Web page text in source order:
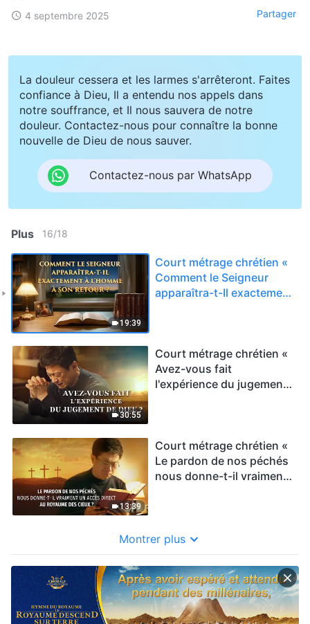
4 septembre 2025 Partager
La douleur cessera et les larmes s'arrêteront. Faites
confiance à Dieu, Il a entendu nos appels dans
notre souffrance, et Il nous sauvera de notre
douleur. Contactez-nous pour connaître la bonne
nouvelle de Dieu de nous sauver.
Contactez-nous par WhatsApp
Plus 16/18
19:39
Court métrage chrétien «
Comment le Seigneur
apparaîtra-t-Il exactement
30:55
Court métrage chrétien «
Avez-vous fait
l'expérience du jugement
13:39
Court métrage chrétien «
Le pardon de nos péchés
nous donne-t-il vraiment
Montrer plus